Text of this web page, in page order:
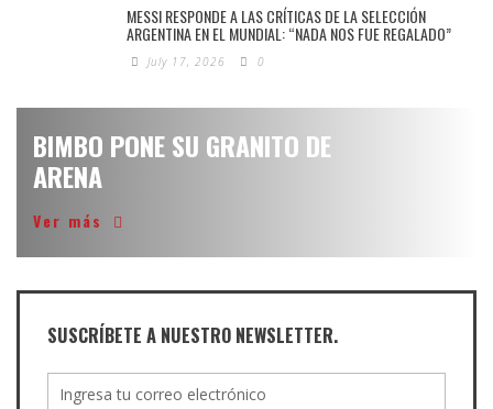
MESSI RESPONDE A LAS CRÍTICAS DE LA SELECCIÓN
ARGENTINA EN EL MUNDIAL: “NADA NOS FUE REGALADO”
July 17, 2026 0
BIMBO PONE SU GRANITO DE
ARENA
Ver más
SUSCRÍBETE A NUESTRO NEWSLETTER.